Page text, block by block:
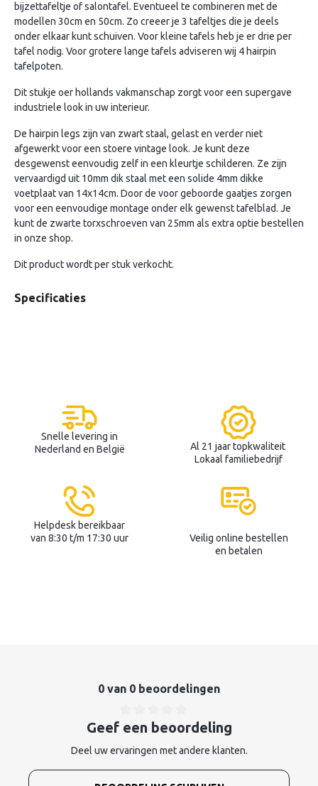
bijzettafeltje of salontafel. Eventueel te combineren met de
modellen 30cm en 50cm. Zo creeer je 3 tafeltjes die je deels
onder elkaar kunt schuiven. Voor kleine tafels heb je er drie per
tafel nodig. Voor grotere lange tafels adviseren wij 4 hairpin
tafelpoten.
Dit stukje oer hollands vakmanschap zorgt voor een supergave
industriele look in uw interieur.
De hairpin legs zijn van zwart staal, gelast en verder niet
afgewerkt voor een stoere vintage look. Je kunt deze
desgewenst eenvoudig zelf in een kleurtje schilderen. Ze zijn
vervaardigd uit 10mm dik staal met een solide 4mm dikke
voetplaat van 14x14cm. Door de voor geboorde gaatjes zorgen
voor een eenvoudige montage onder elk gewenst tafelblad. Je
kunt de zwarte torxschroeven van 25mm als extra optie bestellen
in onze shop.
Dit product wordt per stuk verkocht.
Specificaties
Snelle levering in
Nederland en België
Al 21 jaar topkwaliteit
Lokaal familiebedrijf
Helpdesk bereikbaar
van 8:30 t/m 17:30 uur
Veilig online bestellen
en betalen
0 van 0 beoordelingen
Geef een beoordeling
Deel uw ervaringen met andere klanten.